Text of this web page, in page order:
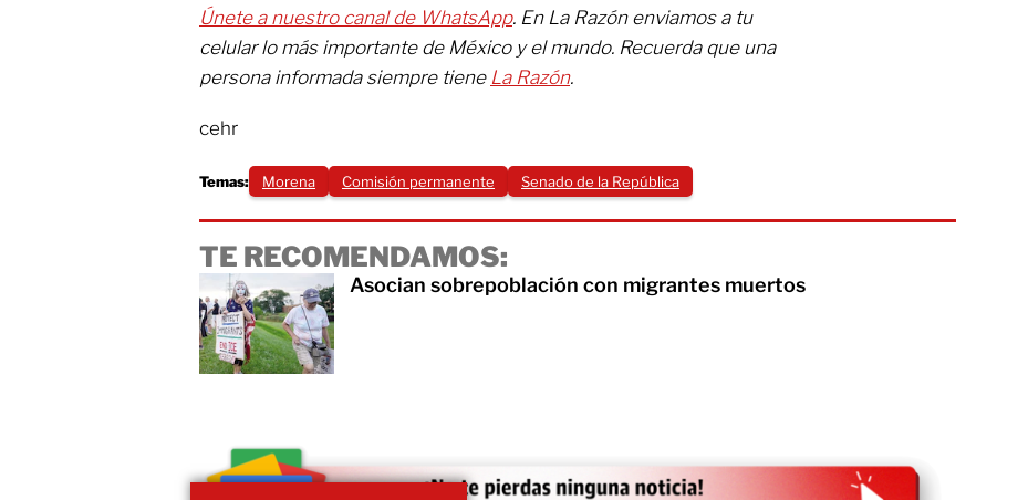
Únete a nuestro canal de WhatsApp. En La Razón enviamos a tu
celular lo más importante de México y el mundo. Recuerda que una
persona informada siempre tiene La Razón.
cehr
Temas: Morena Comisión permanente Senado de la República
TE RECOMENDAMOS:
Asocian sobrepoblación con migrantes muertos